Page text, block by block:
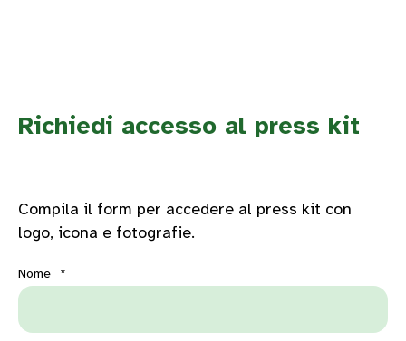
Richiedi accesso al press kit
Compila il form per accedere al press kit con
logo, icona e fotografie.
Nome *